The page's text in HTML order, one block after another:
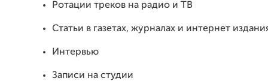
Ротации треков на радио и ТВ
Статьи в газетах, журналах и интернет
Интервью
Записи на студии